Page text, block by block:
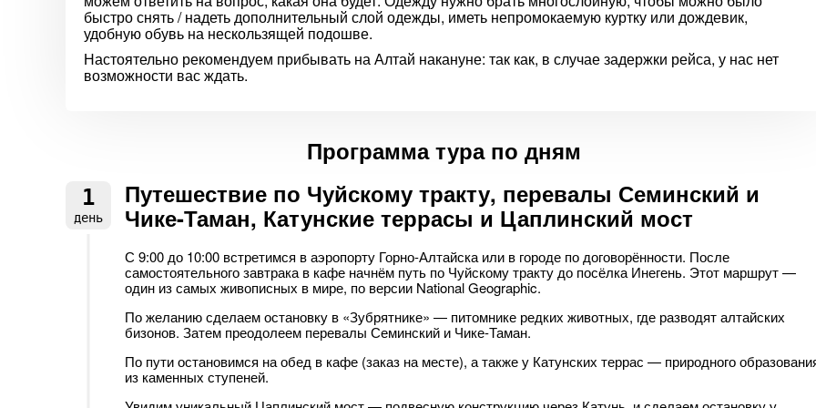
быстро снять / надеть дополнительный слой одежды, иметь непромокаемую куртку или дождевик,
удобную обувь на нескользящей подошве.
Настоятельно рекомендуем прибывать на Алтай накануне: так как, в случае задержки рейса, у нас нет
возможности вас ждать.
Программа тура по дням
1
день
Путешествие по Чуйскому тракту, перевалы Семинский и
Чике-Таман, Катунские террасы и Цаплинский мост
С 9:00 до 10:00 встретимся в аэропорту Горно-Алтайска или в городе по договорённости. После
самостоятельного завтрака в кафе начнём путь по Чуйскому тракту до посёлка Инегень. Этот маршрут —
один из самых живописных в мире, по версии National Geographic.
По желанию сделаем остановку в «Зубрятнике» — питомнике редких животных, где разводят алтайских
бизонов. Затем преодолеем перевалы Семинский и Чике-Таман.
По пути остановимся на обед в кафе (заказ на месте), а также у Катунских террас — природного
из каменных ступеней.